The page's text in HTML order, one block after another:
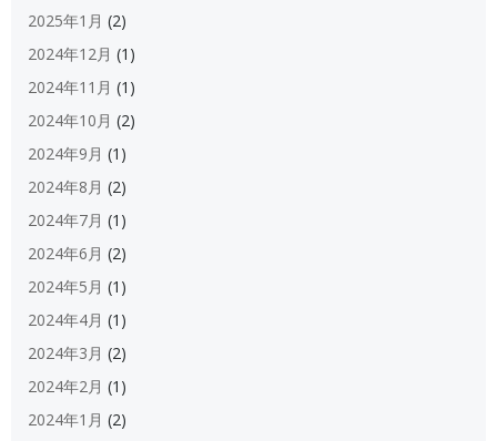
2025年1月 (2)
2024年12月 (1)
2024年11月 (1)
2024年10月 (2)
2024年9月 (1)
2024年8月 (2)
2024年7月 (1)
2024年6月 (2)
2024年5月 (1)
2024年4月 (1)
2024年3月 (2)
2024年2月 (1)
2024年1月 (2)